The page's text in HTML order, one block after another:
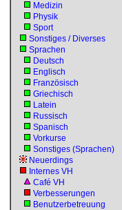
Medizin
Physik
Sport
Sonstiges / Diverses
Sprachen
Deutsch
Englisch
Französisch
Griechisch
Latein
Russisch
Spanisch
Vorkurse
Sonstiges (Sprachen)
Neuerdings
Internes VH
Café VH
Verbesserungen
Benutzerbetreuung